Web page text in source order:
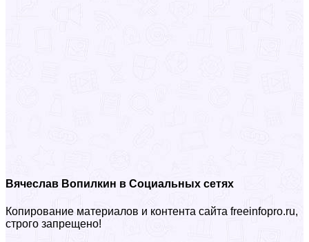
Вячеслав Вопилкин в Социальных сетях
Копирование материалов и контента сайта freeinfopro.ru,
строго запрещено!